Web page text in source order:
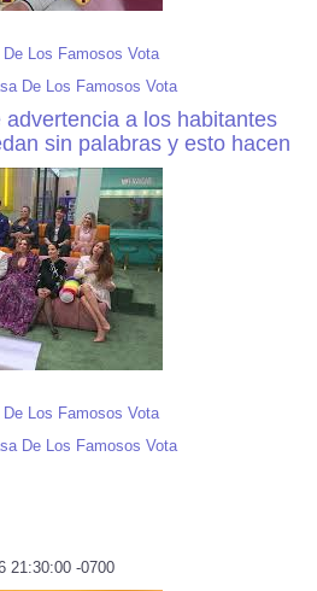
De Los Famosos Vota
De Los Famosos Vota
a los habitantes
sin palabras y esto hacen
De Los Famosos Vota
De Los Famosos Vota
21:30:00 -0700